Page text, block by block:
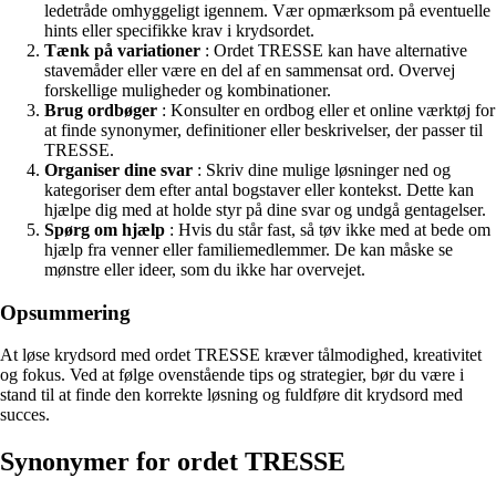
ledetråde omhyggeligt igennem. Vær opmærksom på eventuelle
hints eller specifikke krav i krydsordet.
Tænk på variationer : Ordet TRESSE kan have alternative
stavemåder eller være en del af en sammensat ord. Overvej
forskellige muligheder og kombinationer.
Brug ordbøger : Konsulter en ordbog eller et online værktøj for
at finde synonymer, definitioner eller beskrivelser, der passer til
TRESSE.
Organiser dine svar : Skriv dine mulige løsninger ned og
kategoriser dem efter antal bogstaver eller kontekst. Dette kan
hjælpe dig med at holde styr på dine svar og undgå gentagelser.
Spørg om hjælp : Hvis du står fast, så tøv ikke med at bede om
hjælp fra venner eller familiemedlemmer. De kan måske se
mønstre eller ideer, som du ikke har overvejet.
Opsummering
At løse krydsord med ordet TRESSE kræver tålmodighed, kreativitet
og fokus. Ved at følge ovenstående tips og strategier, bør du være i
stand til at finde den korrekte løsning og fuldføre dit krydsord med
succes.
Synonymer for ordet TRESSE